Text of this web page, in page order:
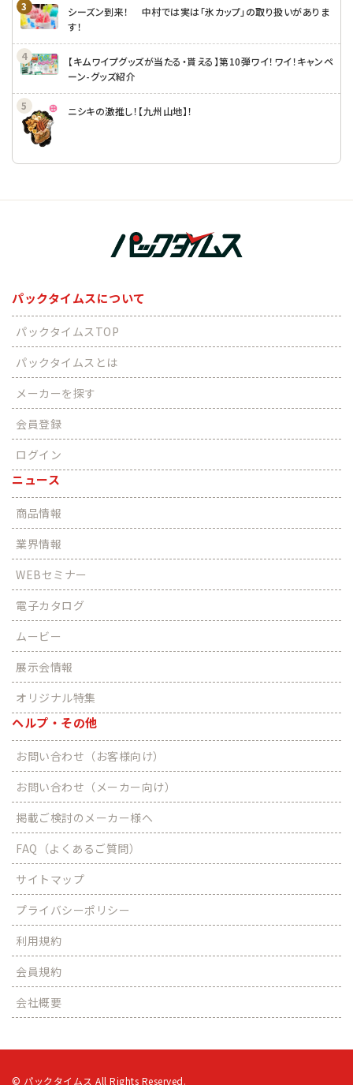
シーズン到来！ 中村では実は「氷カップ」の取り扱いがありま
す！
【キムワイプグッズが当たる・貰える】第10弾ワイ！ワイ！キャンペ
ーン-グッズ紹介
ニシキの激推し！【九州山地】！
パックタイムスについて
パックタイムスTOP
パックタイムスとは
メーカーを探す
会員登録
ログイン
ニュース
商品情報
業界情報
WEBセミナー
電子カタログ
ムービー
展示会情報
オリジナル特集
ヘルプ・その他
お問い合わせ（お客様向け）
お問い合わせ（メーカー向け）
掲載ご検討のメーカー様へ
FAQ（よくあるご質問）
サイトマップ
プライバシーポリシー
利用規約
会員規約
会社概要
© パックタイムス All Rights Reserved.